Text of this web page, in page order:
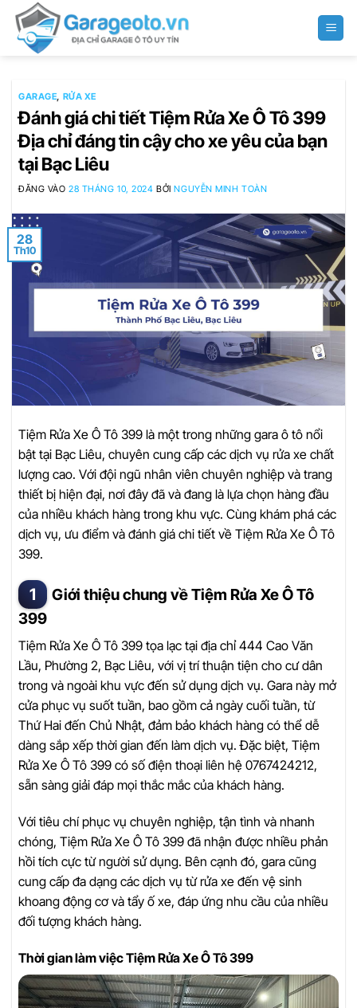
qua
GARAGE, RỬA XE
Đánh giá chi tiết Tiệm Rửa Xe Ô Tô 399
Địa chỉ đáng tin cậy cho xe yêu của bạn
tại Bạc Liêu
ĐĂNG VÀO28 THÁNG 10, 2024 BỞINGUYỄN MINH TOÀN
28
Th10
Tiệm Rửa Xe Ô Tô 399 là một trong những gara ô tô nổi
bật tại Bạc Liêu, chuyên cung cấp các dịch vụ rửa xe chất
lượng cao. Với đội ngũ nhân viên chuyên nghiệp và trang
thiết bị hiện đại, nơi đây đã và đang là lựa chọn hàng đầu
của nhiều khách hàng trong khu vực. Cùng khám phá các
dịch vụ, ưu điểm và đánh giá chi tiết về Tiệm Rửa Xe Ô Tô
399.
Giới thiệu chung về Tiệm Rửa Xe Ô Tô
399
Tiệm Rửa Xe Ô Tô 399 tọa lạc tại địa chỉ 444 Cao Văn
Lầu, Phường 2, Bạc Liêu, với vị trí thuận tiện cho cư dân
trong và ngoài khu vực đến sử dụng dịch vụ. Gara này mở
cửa phục vụ suốt tuần, bao gồm cả ngày cuối tuần, từ
Thứ Hai đến Chủ Nhật, đảm bảo khách hàng có thể dễ
dàng sắp xếp thời gian đến làm dịch vụ. Đặc biệt, Tiệm
Rửa Xe Ô Tô 399 có số điện thoại liên hệ 0767424212,
sẵn sàng giải đáp mọi thắc mắc của khách hàng.
Với tiêu chí phục vụ chuyên nghiệp, tận tình và nhanh
chóng, Tiệm Rửa Xe Ô Tô 399 đã nhận được nhiều phản
hồi tích cực từ người sử dụng. Bên cạnh đó, gara cũng
cung cấp đa dạng các dịch vụ từ rửa xe đến vệ sinh
khoang động cơ và tẩy ố xe, đáp ứng nhu cầu của nhiều
đối tượng khách hàng.
Thời gian làm việc Tiệm Rửa Xe Ô Tô 399